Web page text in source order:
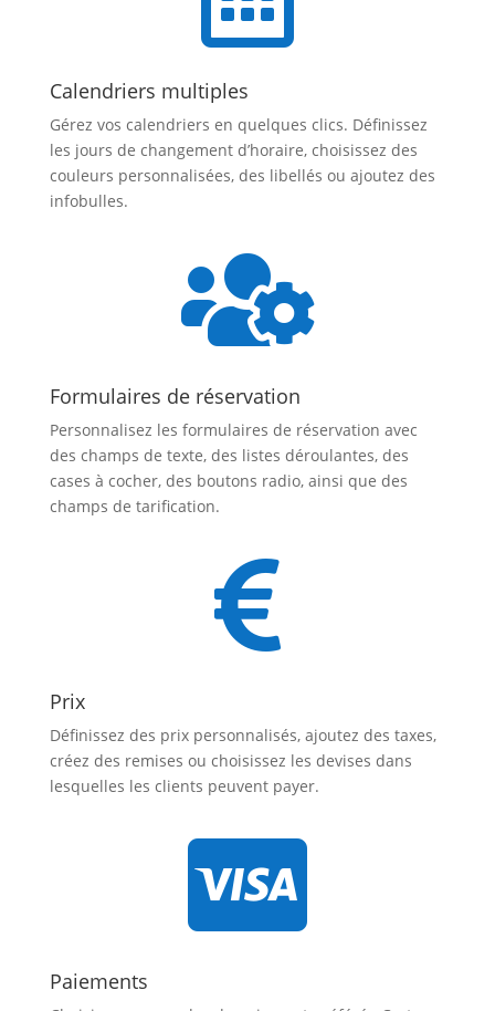
Calendriers multiples
Gérez vos calendriers en quelques clics. Définissez
les jours de changement d’horaire, choisissez des
couleurs personnalisées, des libellés ou ajoutez des
infobulles.

Formulaires de réservation
Personnalisez les formulaires de réservation avec
des champs de texte, des listes déroulantes, des
cases à cocher, des boutons radio, ainsi que des
champs de tarification.

Prix
Définissez des prix personnalisés, ajoutez des taxes,
créez des remises ou choisissez les devises dans
lesquelles les clients peuvent payer.

Paiements